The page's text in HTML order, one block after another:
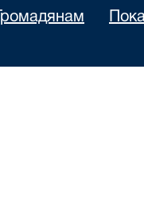
Громадянам